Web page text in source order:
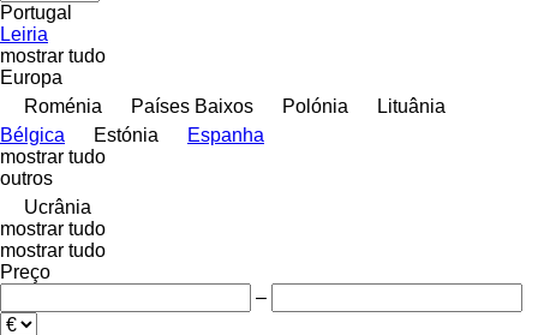
Portugal
Leiria
mostrar tudo
Europa
Roménia
Países Baixos Polónia
Lituânia
Bélgica
Estónia
Espanha
mostrar tudo
outros
Ucrânia
mostrar tudo
mostrar tudo
Preço
–